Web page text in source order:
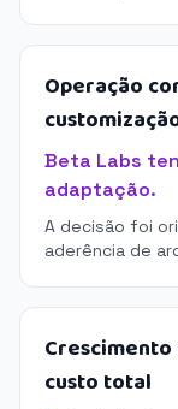
Operação
Beta Labs
adaptação.
A decisão foi
aderência de
custo total